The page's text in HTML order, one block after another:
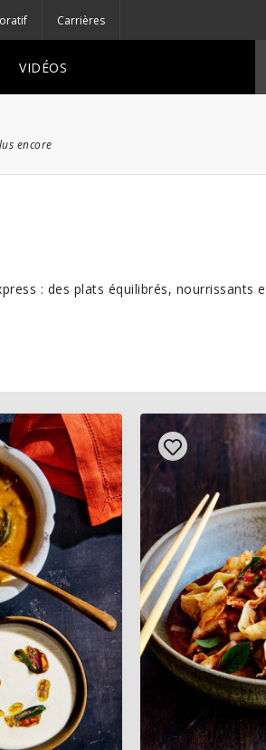
Carrières
VIDÉOS
encore
: des plats équilibrés,